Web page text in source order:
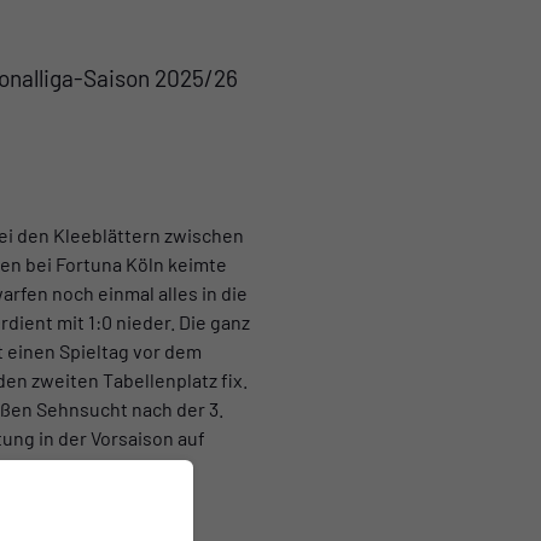
Saison 2025/26
den Kleeblättern zwischen
bei Fortuna Köln keimte
noch einmal alles in die
mit 1:0 nieder. Die ganz
einen Spieltag vor dem
zweiten Tabellenplatz fix.
Sehnsucht nach der 3.
in der Vorsaison auf